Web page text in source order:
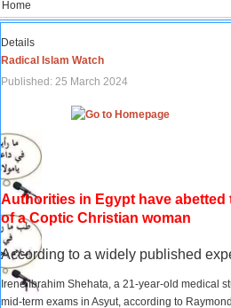
Home
Details
Radical Islam Watch
Published: 25 March 2024
Authorities in Egypt have
of a Coptic Christian woman
According to a widely published
Irene Ibrahim Shehata, a 21-year-old medical
mid-term exams in Asyut, according to